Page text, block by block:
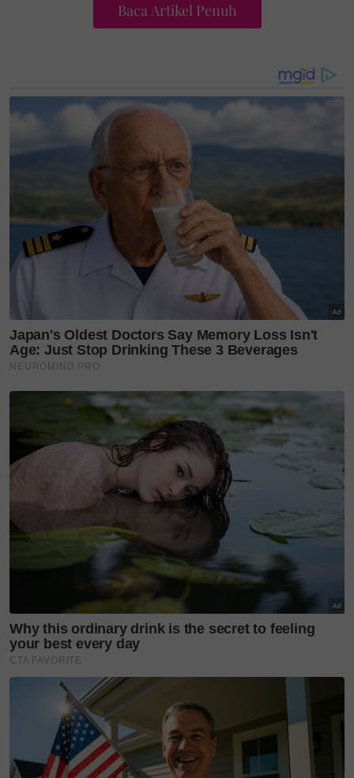
Baca juga:
8 Rakan Dibunuh Depan Mata, Mohon
Bantuan Menerusi CCTV, Kisah Nelson Sarira Buat
Ramai Sebak
TIDAK MAMPU MENOLAK
Luwizo mengakui tidak mampu untuk menolak
apabila dilamar daripada adik beradik kembar teman
MenurutCNN News Nigeria , segala-galanya
bermula apabila Luwizo berkenalan dengan Natalie
Setelah lama bercinta dalam talian kedua-duanya
mengambil keputusan untuk bertemu.
Apabila Luwizo tiba ke rumah Natalie, wanita lantas
memperkenalkan adik-beradiknya kepada lelaki itu.
Sakit Kejang Perut Disangka Penyakit
Bahaya, Rupa-Rupanya Wanita Ini Hamil Tanpa
Sedar Saat Bersalin
TERLALU SEIRAS
Menurut Luwizo, dia terkejut apabila Natalie
dia hampir pengsan kerana mereka kelihatan sangat
Geo TVmelaporkan pasangan kembar tiga itu
memutuskan untuk berkahwin dengan lelaki yang
Baca Artikel Penuh